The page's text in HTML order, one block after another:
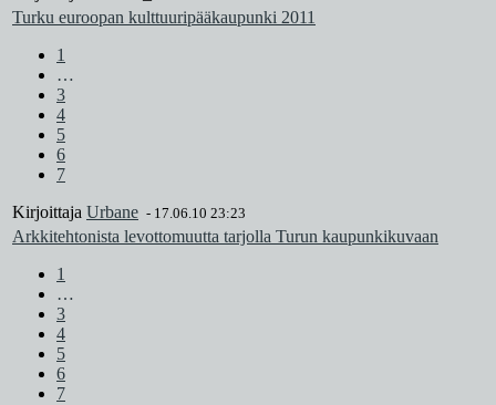
Turku euroopan kulttuuripääkaupunki 2011
1
…
3
4
5
6
7
Kirjoittaja Urbane - 17.06.10 23:23
Arkkitehtonista levottomuutta tarjolla Turun kaupunkikuvaan
1
…
3
4
5
6
7